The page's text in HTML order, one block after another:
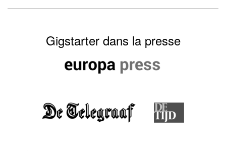
Gigstarter dans la presse